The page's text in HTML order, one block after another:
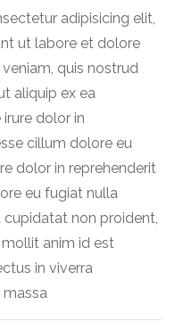
adipisicing elit,
ut labore et dolore
quis nostrud
aliquip ex ea
dolor in
cillum dolore eu
dolor in reprehenderit
eu fugiat nulla
non proident,
anim id est
in viverra
massa